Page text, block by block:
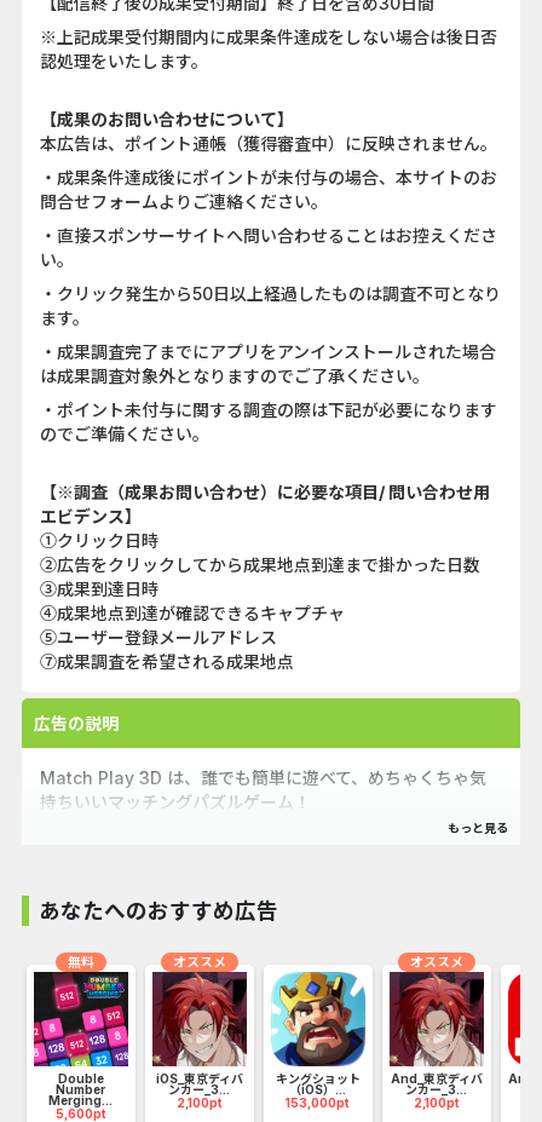
※上記成果受付期間内に成果条件達成をしない場合は後日否
認処理をいたします。
【成果のお問い合わせについて】
本広告は、ポイント通帳（獲得審査中）に反映されません。
・成果条件達成後にポイントが未付与の場合、本サイトのお
問合せフォームよりご連絡ください。
・直接スポンサーサイトへ問い合わせることはお控えくださ
い。
・クリック発生から50日以上経過したものは調査不可となり
ます。
・成果調査完了までにアプリをアンインストールされた場合
は成果調査対象外となりますのでご了承ください。
・ポイント未付与に関する調査の際は下記が必要になります
のでご準備ください。
【※調査（成果お問い合わせ）に必要な項目/ 問い合わせ用
エビデンス】
①クリック日時
②広告をクリックしてから成果地点到達まで掛かった日数
③成果到達日時
④成果地点到達が確認できるキャプチャ
⑤ユーザー登録メールアドレス
⑦成果調査を希望される成果地点
広告の説明
Match Play 3D は、誰でも簡単に遊べて、めちゃくちゃ気
持ちいいマッチングパズルゲーム！
遊び方はシンプル：同じ3つの3Dオブジェクトをトレイにド
すべてのアイテムを消せばクリア！
あなたへのおすすめ広告
Double
Number
Merging...
5,600pt
無料
iOS_東京ディバ
ンカー_3...
2,100pt
オススメ
キングショット
（iOS）...
153,000pt
And_東京ディバ
ンカー_3...
2,100pt
オススメ
And_